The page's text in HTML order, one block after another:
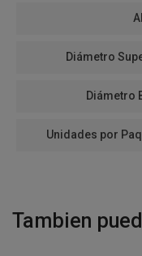
Diámetro
Diámetro
Unidades por
Tambien